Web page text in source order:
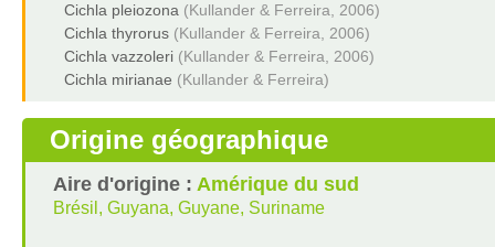
Cichla pleiozona (Kullander & Ferreira, 2006)
Cichla thyrorus (Kullander & Ferreira, 2006)
Cichla vazzoleri (Kullander & Ferreira, 2006)
Cichla mirianae (Kullander & Ferreira)
Origine géographique
Aire d'origine : Amérique du sud
Brésil, Guyana, Guyane, Suriname